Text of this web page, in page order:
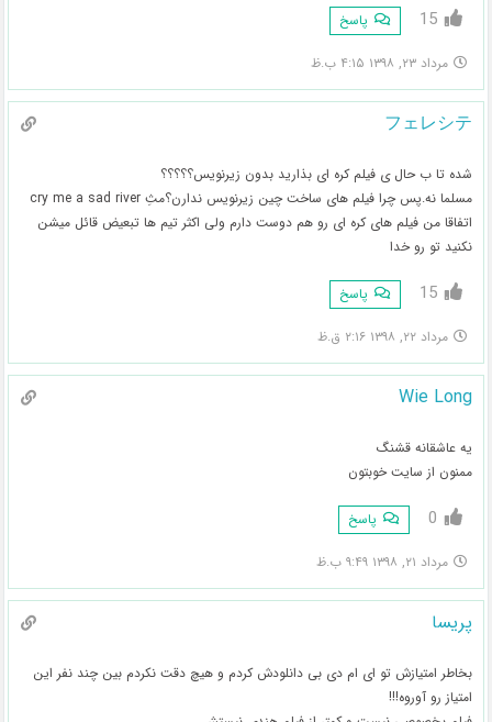
15 پاسخ
مرداد ۲۳, ۱۳۹۸ ۴:۱۵ ب.ظ
フェレシテ
شده تا ب حال ی فیلم کره ای بذارید بدون زیرنویس؟؟؟؟؟
مسلما نه.پس چرا فیلم های ساخت چین زیرنویس ندارن؟مثِ cry me a sad river
اتفاقا من فیلم های کره ای رو هم دوست دارم ولی اکثر تیم ها تبعیض قائل میشن
نکنید تو رو خدا
15 پاسخ
مرداد ۲۲, ۱۳۹۸ ۲:۱۶ ق.ظ
Wie Long
یه عاشقانه قشنگ
ممنون از سایت خوبتون
0 پاسخ
مرداد ۲۱, ۱۳۹۸ ۹:۴۹ ب.ظ
پریسا
بخاطر امتیازش تو ای ام دی بی دانلودش کردم و هیچ دقت نکردم بین چند نفر این
امتیاز رو آوروه!!!